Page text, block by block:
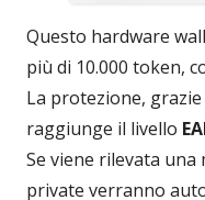
Questo hardware
più di 10.000 token,
La protezione,
raggiunge il livello
Se viene rilevata
private verranno